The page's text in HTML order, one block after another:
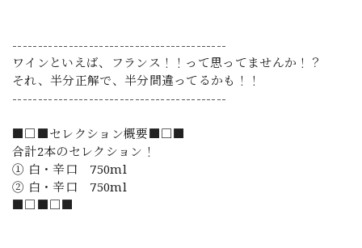
------------------------------------------
ワインといえば、フランス！！って思ってませんか！？
それ、半分正解で、半分間違ってるかも！！
------------------------------------------
■□■セレクション概要■□■
合計2本のセレクション！
① 白・辛口 750ml
② 白・辛口 750ml
■□■□■